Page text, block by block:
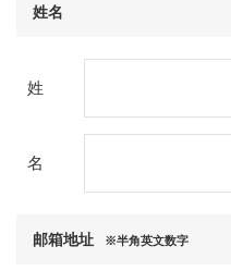
姓名
姓
名
邮箱地址 ※半角英文数字